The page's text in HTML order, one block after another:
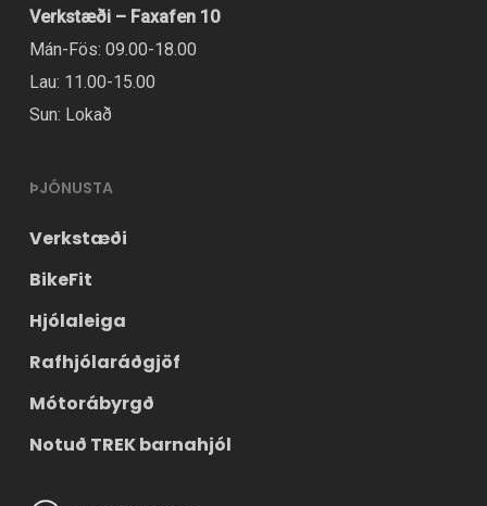
Verkstæði – Faxafen 10
Mán-Fös: 09.00-18.00
Lau: 11.00-15.00
Sun: Lokað
ÞJÓNUSTA
Verkstæði
BikeFit
Hjólaleiga
Rafhjólaráðgjöf
Mótorábyrgð
Notuð TREK barnahjól